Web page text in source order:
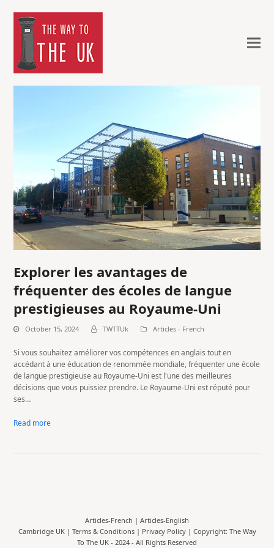
Explorer les avantages de
fréquenter des écoles de langue
prestigieuses au Royaume-Uni
October 15, 2024 TWTTUk Articles - French
Si vous souhaitez améliorer vos compétences en anglais tout en
accédant à une éducation de renommée mondiale, fréquenter une école
de langue prestigieuse au Royaume-Uni est l'une des meilleures
décisions que vous puissiez prendre. Le Royaume-Uni est réputé pour
ses…
Read more
Articles-French | Articles-English
Cambridge UK | Terms & Conditions| Privacy Policy| Copyright: The Way
To The UK - 2024 - All Rights Reserved